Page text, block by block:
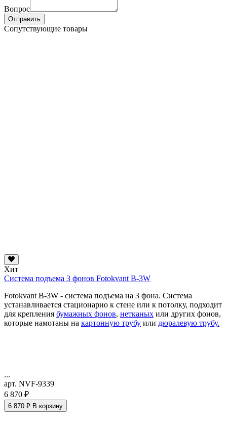
Вопрос
Отправить
Сопутствующие товары
Хит
Система подъема 3 фонов Fotokvant B-3W
Fotokvant B-3W - система подъема на 3 фона. Система
устанавливается стационарно к стене или к потолку, подходит
для крепления бумажных фонов, нетканых или других фонов,
которые намотаны на картонную трубу или дюралевую трубу.
...
арт. NVF-9339
6 870 ₽
6 870 ₽ В корзину